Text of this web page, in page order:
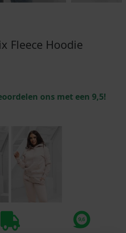
Fleece Hoodie
ons met een 9,5!